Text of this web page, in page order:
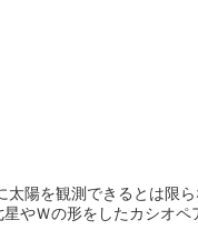
太陽を観測できるとは限
やＷの形をしたカシオ